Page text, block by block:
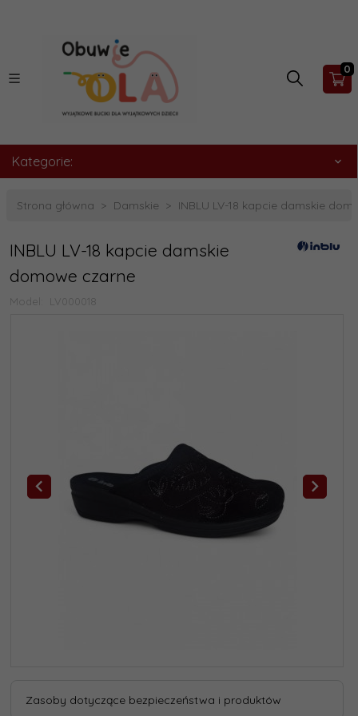
0
Kategorie:
Strona główna Damskie INBLU LV-18 kapcie damskie
INBLU LV-18 kapcie damskie
domowe czarne
Model: LV000018
Zasoby dotyczące bezpieczeństwa i produktów